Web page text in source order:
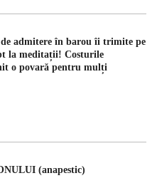
admitere în barou îi trimite pe
la meditații! Costurile
o povară pentru mulți
(anapestic)